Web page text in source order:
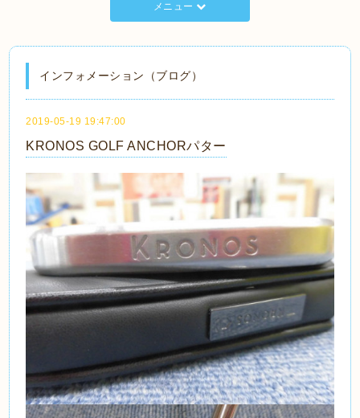
メニュー
インフォメーション（ブログ）
2019-05-19 19:47:00
KRONOS GOLF ANCHORパター